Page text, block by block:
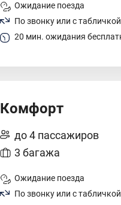
Ожидание поезда
По звонку или с табличкой
20 мин. ожидания
Комфорт
до 4 пассажиров
3 багажа
Ожидание поезда
По звонку или с табличкой